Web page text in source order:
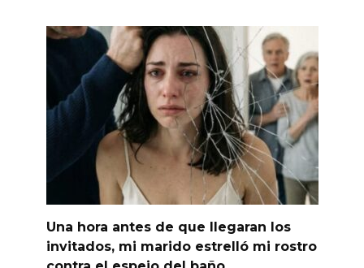
Una hora antes de que llegaran los
invitados, mi marido estrelló mi rostro